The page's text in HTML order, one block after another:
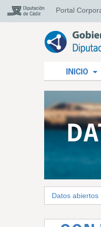
Portal
INICIO
Datos abiertos